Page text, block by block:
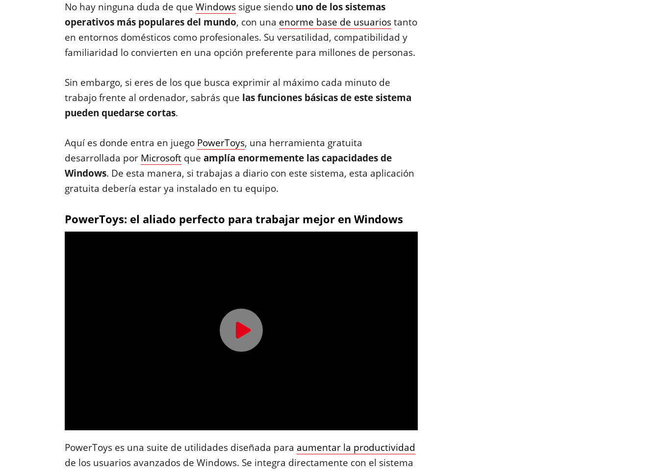
No hay ninguna duda de que Windowssigue siendo uno de los sistemas
operativos más populares del mundo, con una enorme base de usuariostanto
en entornos domésticos como profesionales. Su versatilidad, compatibilidad y
familiaridad lo convierten en una opción preferente para millones de personas.
Sin embargo, si eres de los que busca exprimir al máximo cada minuto de
trabajo frente al ordenador, sabrás que las funciones básicas de este sistema
pueden quedarse cortas.
Aquí es donde entra en juego PowerToys, una herramienta gratuita
desarrollada por Microsoftque amplía enormemente las capacidades de
Windows. De esta manera, si trabajas a diario con este sistema, esta aplicación
gratuita debería estar ya instalado en tu equipo.
PowerToys: el aliado perfecto para trabajar mejor en Windows
PowerToys es una suite de utilidades diseñada para aumentar la productividad
de los usuarios avanzados de Windows. Se integra directamente con el sistema